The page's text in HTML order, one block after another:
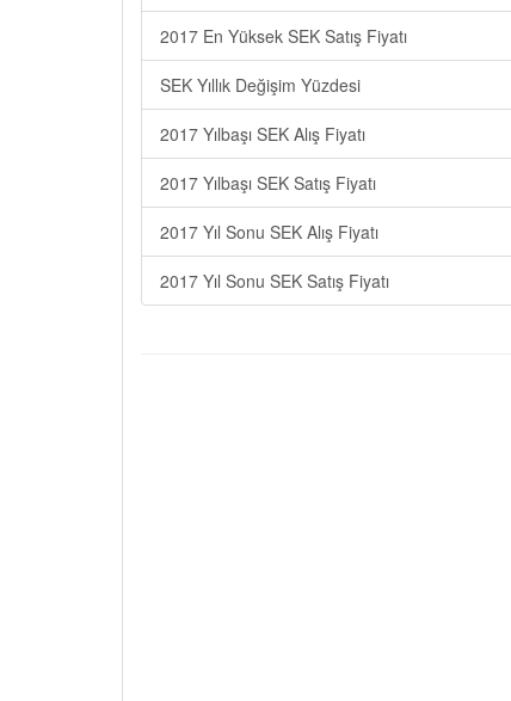
2017 En Yüksek SEK Satış Fiyatı
SEK Yıllık Değişim Yüzdesi
2017 Yılbaşı SEK Alış Fiyatı
2017 Yılbaşı SEK Satış Fiyatı
2017 Yıl Sonu SEK Alış Fiyatı
2017 Yıl Sonu SEK Satış Fiyatı